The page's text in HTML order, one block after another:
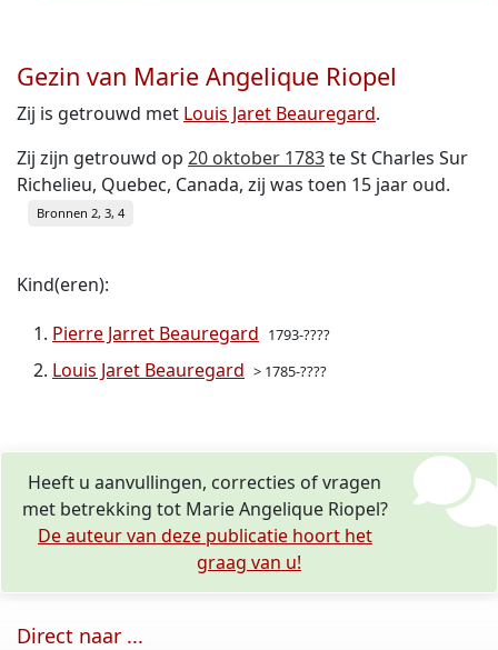
Gezin van Marie Angelique Riopel
Zij is getrouwd met Louis Jaret Beauregard.
Zij zijn getrouwd op 20 oktober 1783te St Charles Sur
Richelieu, Quebec, Canada, zij was toen 15 jaar oud.
Bronnen 2, 3, 4
Kind(eren):
Pierre Jarret Beauregard 1793-????
Louis Jaret Beauregard > 1785-????
Heeft u aanvullingen, correcties of vragen
met betrekking tot Marie Angelique Riopel?
De auteur van deze publicatie hoort het
graag van u!
Direct naar ...